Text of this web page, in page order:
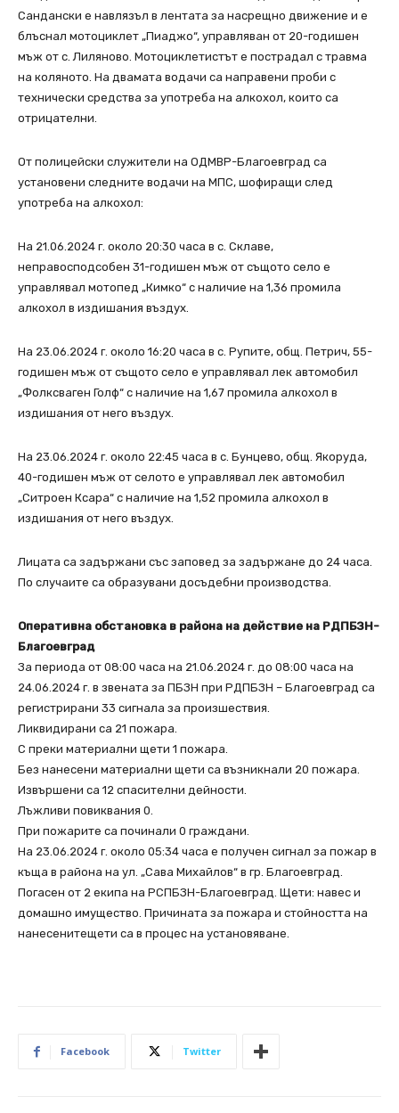
Сандански е навлязъл в лентата за насрещно движение и е
блъснал мотоциклет „Пиаджо“, управляван от 20-годишен
мъж от с. Лиляново. Мотоциклетистът е пострадал с травма
на коляното. На двамата водачи са направени проби с
технически средства за употреба на алкохол, които са
отрицателни.
От полицейски служители на ОДМВР-Благоевград са
установени следните водачи на МПС, шофиращи след
употреба на алкохол:
На 21.06.2024 г. около 20:30 часа в с. Склаве,
неправосподсобен 31-годишен мъж от същото село е
управлявал мотопед „Кимко“ с наличие на 1,36 промила
алкохол в издишания въздух.
На 23.06.2024 г. около 16:20 часа в с. Рупите, общ. Петрич, 55-
годишен мъж от същото село е управлявал лек автомобил
„Фолксваген Голф“ с наличие на 1,67 промила алкохол в
издишания от него въздух.
На 23.06.2024 г. около 22:45 часа в с. Бунцево, общ. Якоруда,
40-годишен мъж от селото е управлявал лек автомобил
„Ситроен Ксара“ с наличие на 1,52 промила алкохол в
издишания от него въздух.
Лицата са задържани със заповед за задържане до 24 часа.
По случаите са образувани досъдебни производства.
Оперативна обстановка в района на действие на РДПБЗН-
Благоевград
За периода от 08:00 часа на 21.06.2024 г. до 08:00 часа на
24.06.2024 г. в звената за ПБЗН при РДПБЗН – Благоевград са
регистрирани 33 сигнала за произшествия.
Ликвидирани са 21 пожара.
С преки материални щети 1 пожара.
Без нанесени материални щети са възникнали 20 пожара.
Извършени са 12 спасителни дейности.
Лъжливи повиквания 0.
При пожарите са починали 0 граждани.
На 23.06.2024 г. около 05:34 часа е получен сигнал за пожар в
къща в района на ул. „Сава Михайлов“ в гр. Благоевград.
Погасен от 2 екипа на РСПБЗН-Благоевград. Щети: навес и
домашно имущество. Причината за пожара и стойността на
нанесенитещети са в процес на установяване.
Facebook Twitter